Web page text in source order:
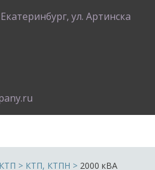
Екатеринбург, ул. Артинска
> КТП, КТПН > 2000 кВА